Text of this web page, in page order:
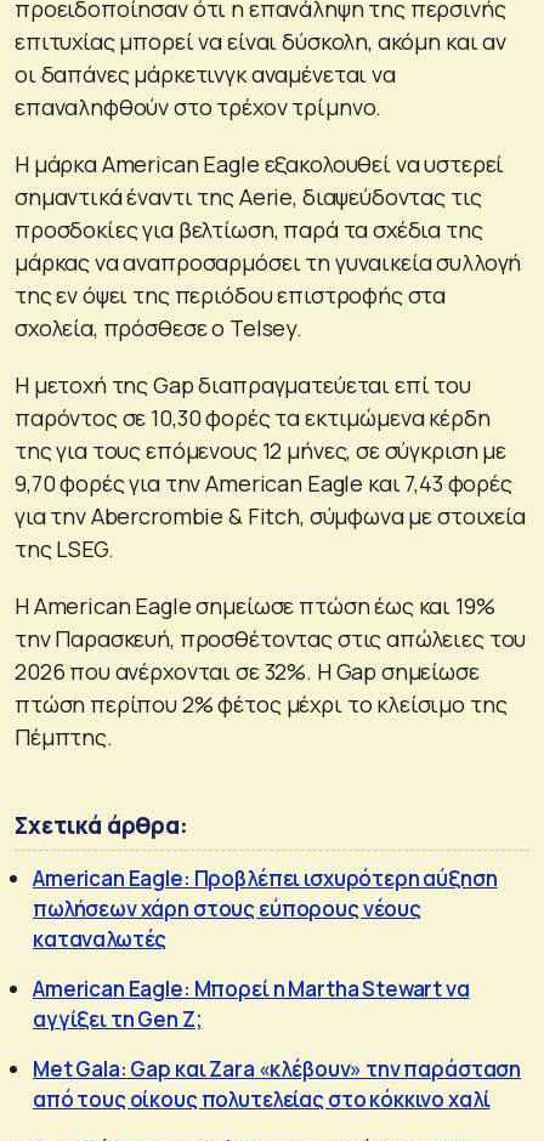
προειδοποίησαν ότι η επανάληψη της περσινής
επιτυχίας μπορεί να είναι δύσκολη, ακόμη και αν
οι δαπάνες μάρκετινγκ αναμένεται να
επαναληφθούν στο τρέχον τρίμηνο.
Η μάρκα American Eagle εξακολουθεί να υστερεί
σημαντικά έναντι της Aerie, διαψεύδοντας τις
προσδοκίες για βελτίωση, παρά τα σχέδια της
μάρκας να αναπροσαρμόσει τη γυναικεία συλλογή
της εν όψει της περιόδου επιστροφής στα
σχολεία, πρόσθεσε ο Telsey.
Η μετοχή της Gap διαπραγματεύεται επί του
παρόντος σε 10,30 φορές τα εκτιμώμενα κέρδη
της για τους επόμενους 12 μήνες, σε σύγκριση με
9,70 φορές για την American Eagle και 7,43 φορές
για την Abercrombie & Fitch, σύμφωνα με στοιχεία
της LSEG.
Η American Eagle σημείωσε πτώση έως και 19%
την Παρασκευή, προσθέτοντας στις απώλειες του
2026 που ανέρχονται σε 32%. Η Gap σημείωσε
πτώση περίπου 2% φέτος μέχρι το κλείσιμο της
Πέμπτης.
Σχετικά άρθρα:
American Eagle: Προβλέπει ισχυρότερη αύξηση
πωλήσεων χάρη στους εύπορους νέους
καταναλωτές
American Eagle: Μπορεί η Martha Stewart να
αγγίξει τη Gen Z;
Met Gala: Gap και Zara «κλέβουν» την παράσταση
από τους οίκους πολυτελείας στο κόκκινο χαλί